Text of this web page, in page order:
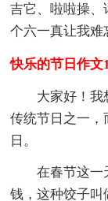
吉它、啦啦操
个六一真让我难
快乐的节日作文
大家好！我
传统节日之一
日。
在春节这一
钱，这种饺子叫